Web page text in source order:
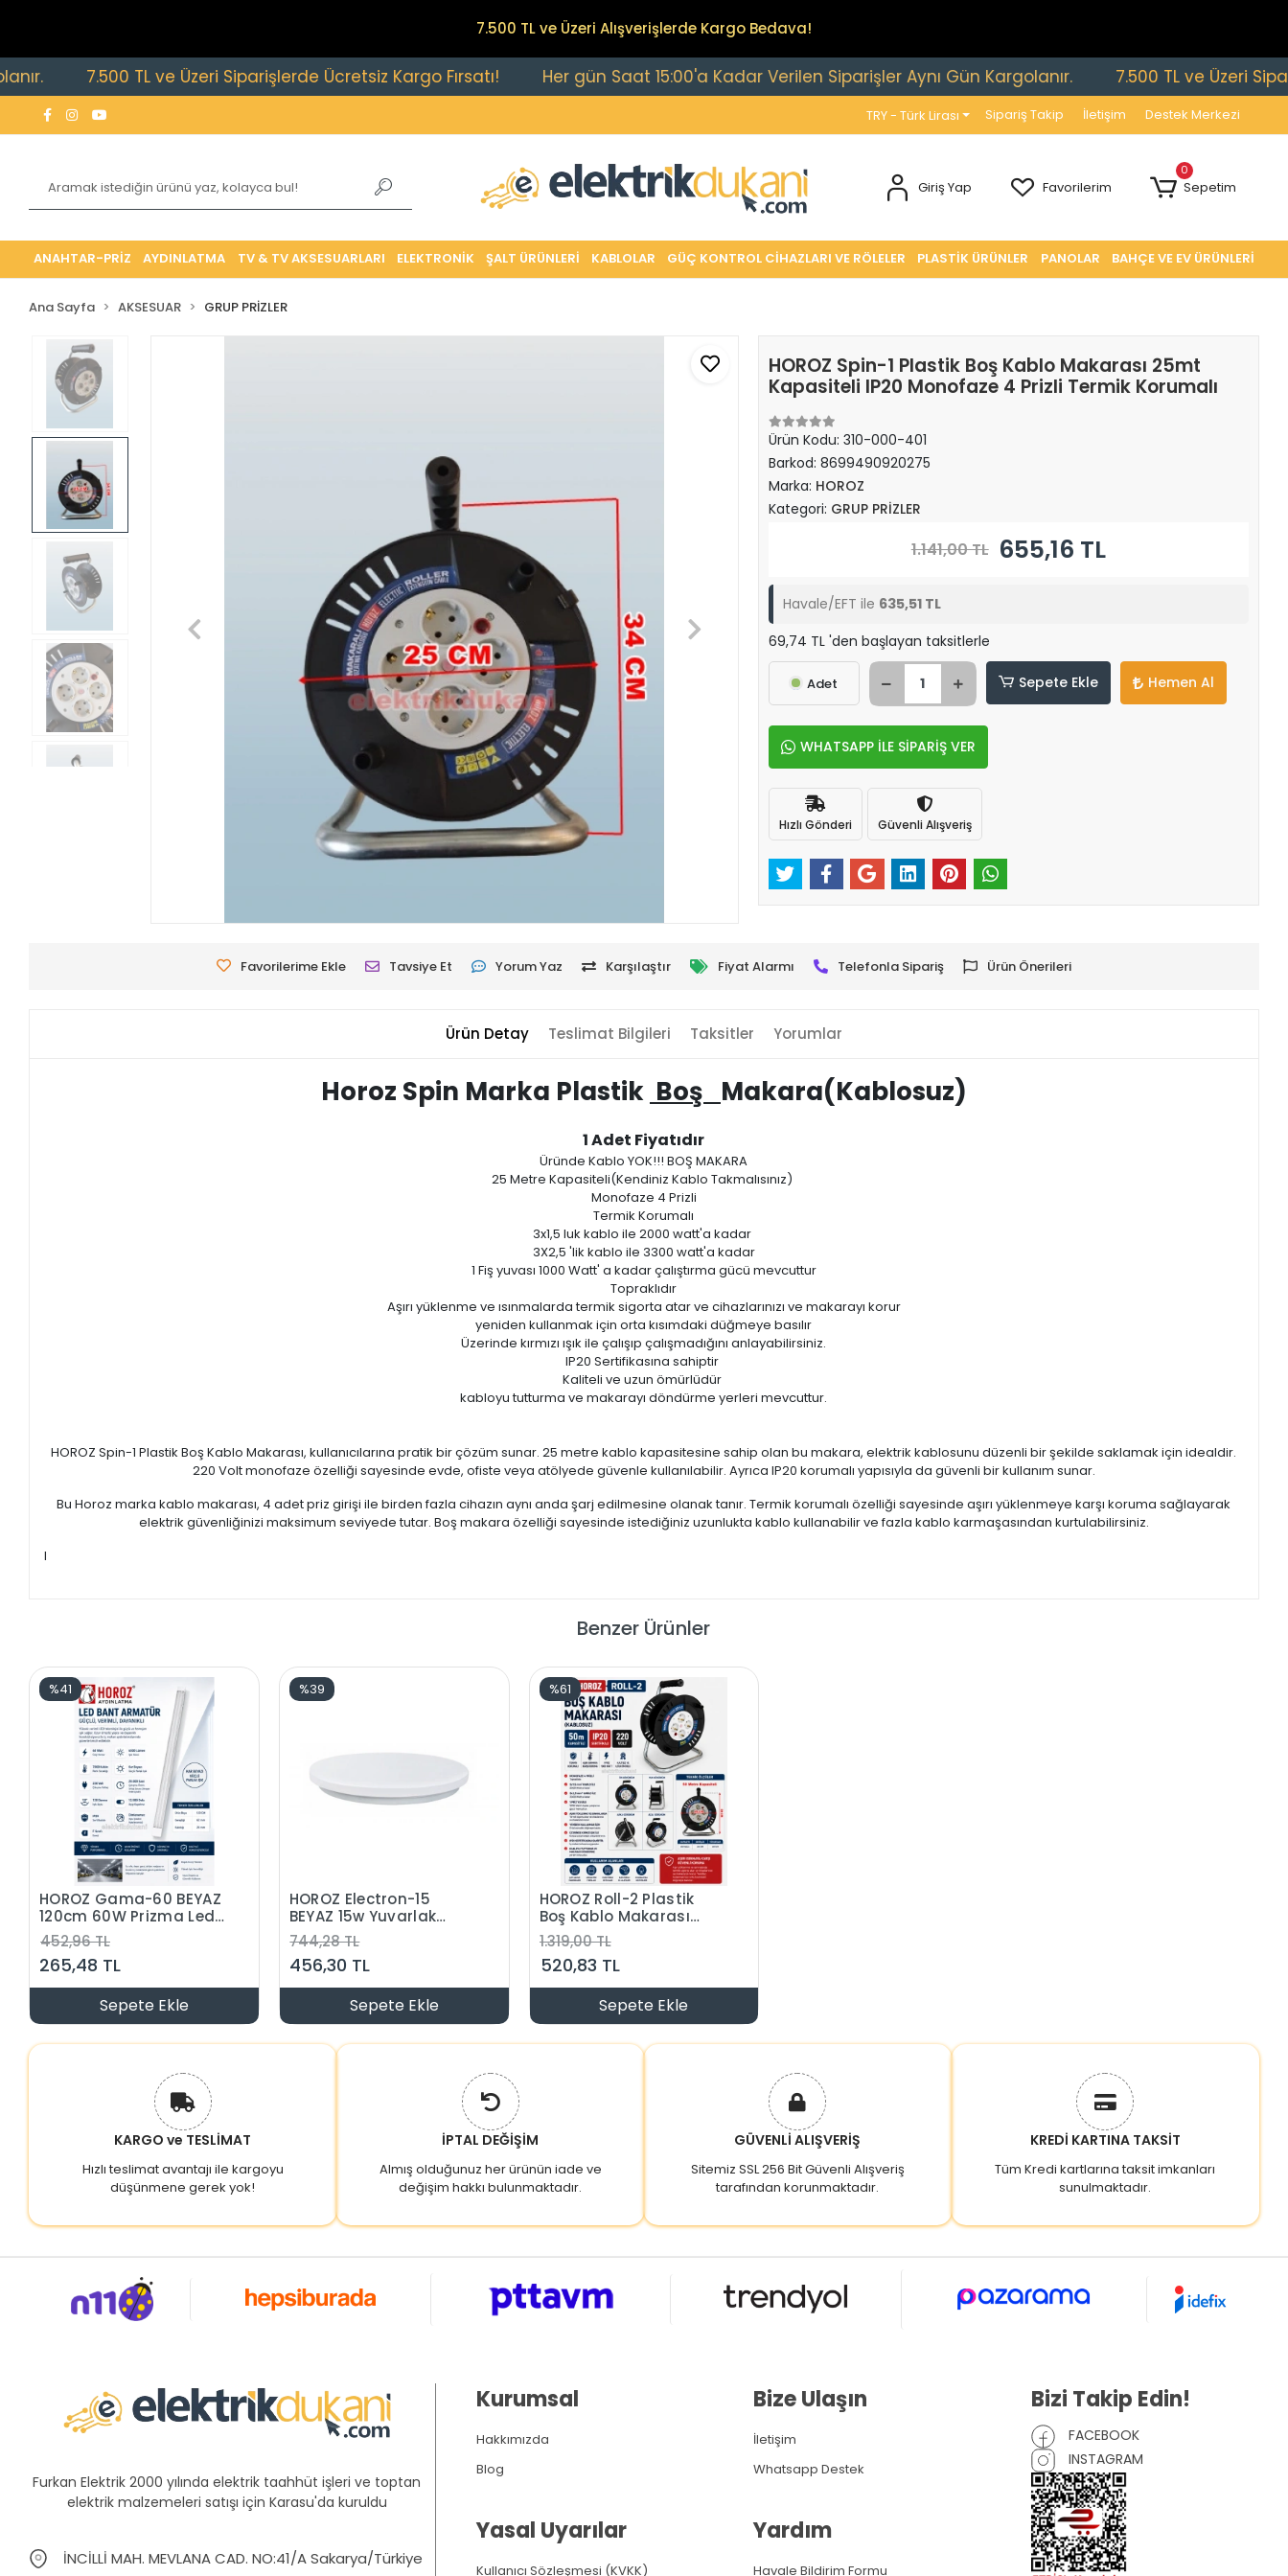
7.500 TL ve Üzeri Alışverişlerde Kargo Bedava!
7.500 TL ve Üzeri Siparişlerde Ücretsiz Kargo Fırsatı! Her gün Saat 15:00'a Kadar Verilen Siparişler Aynı Gün Kargolanır. 7.500 TL ve Üzeri
TRY - Türk Lirası Sipariş Takip İletişim Destek Merkezi
Giriş Yap Favorilerim
0
Sepetim
ANAHTAR-PRİZ AYDINLATMA TV & TV AKSESUARLARI ELEKTRONİK ŞALT ÜRÜNLERİ KABLOLAR GÜÇ KONTROL CİHAZLARI VE RÖLELER PLASTİK ÜRÜNLER PANOLAR BAHÇE VE EV ÜRÜNLERİ
Ana Sayfa AKSESUAR GRUP PRİZLER
HOROZ Spin-1 Plastik Boş Kablo Makarası 25mt
Kapasiteli IP20 Monofaze 4 Prizli Termik Korumalı
Ürün Kodu: 310-000-401
Barkod: 8699490920275
Marka: HOROZ
Kategori: GRUP PRİZLER
1.141,00 TL 655,16 TL
Havale/EFT ile 635,51 TL
69,74 TL 'den başlayan taksitlerle
Adet Sepete Ekle Hemen Al
WHATSAPP İLE SİPARİŞ VER
Hızlı Gönderi Güvenli Alışveriş
Favorilerime Ekle Tavsiye Et Yorum Yaz Karşılaştır Fiyat Alarmı Telefonla Sipariş Ürün Önerileri
Ürün Detay Teslimat Bilgileri Taksitler Yorumlar
Horoz Spin Marka Plastik Boş Makara(Kablosuz)
1 Adet Fiyatıdır
Üründe Kablo YOK!!! BOŞ MAKARA
25 Metre Kapasiteli(Kendiniz Kablo Takmalısınız)
Monofaze 4 Prizli
Termik Korumalı
3x1,5 luk kablo ile 2000 watt'a kadar
3X2,5 'lik kablo ile 3300 watt'a kadar
1 Fiş yuvası 1000 Watt' a kadar çalıştırma gücü mevcuttur
Topraklıdır
Aşırı yüklenme ve ısınmalarda termik sigorta atar ve cihazlarınızı ve makarayı korur
yeniden kullanmak için orta kısımdaki düğmeye basılır
Üzerinde kırmızı ışık ile çalışıp çalışmadığını anlayabilirsiniz.
IP20 Sertifikasına sahiptir
Kaliteli ve uzun ömürlüdür
kabloyu tutturma ve makarayı döndürme yerleri mevcuttur.
HOROZ Spin-1 Plastik Boş Kablo Makarası, kullanıcılarına pratik bir çözüm sunar. 25 metre kablo kapasitesine sahip olan bu makara, elektrik kablosunu düzenli bir şekilde saklamak için idealdir.
220 Volt monofaze özelliği sayesinde evde, ofiste veya atölyede güvenle kullanılabilir. Ayrıca IP20 korumalı yapısıyla da güvenli bir kullanım sunar.
Bu Horoz marka kablo makarası, 4 adet priz girişi ile birden fazla cihazın aynı anda şarj edilmesine olanak tanır. Termik korumalı özelliği sayesinde aşırı yüklenmeye karşı koruma sağlayarak
elektrik güvenliğinizi maksimum seviyede tutar. Boş makara özelliği sayesinde istediğiniz uzunlukta kablo kullanabilir ve fazla kablo karmaşasından kurtulabilirsiniz.
I
Benzer Ürünler
%41
HOROZ Gama-60 BEYAZ
120cm 60W Prizma Led
Bant Armatür 7000k
Beyaz Işık IP20
452,96 TL
265,48 TL
Sepete Ekle
%39
HOROZ Electron-15
BEYAZ 15w Yuvarlak
Glop Led Armatür
6400k IP20 Beyaz Işık
744,28 TL
456,30 TL
Sepete Ekle
%61
HOROZ Roll-2 Plastik
Boş Kablo Makarası
Monofaze 4 Prizli 50mt
Kapasiteli Termik
Korumalı (3x1.5 TTR)
IP20
1.319,00 TL
520,83 TL
Sepete Ekle
KARGO ve TESLİMAT
Hızlı teslimat avantajı ile kargoyu
düşünmene gerek yok!
İPTAL DEĞİŞİM
Almış olduğunuz her ürünün iade ve
değişim hakkı bulunmaktadır.
GÜVENLİ ALIŞVERİŞ
Sitemiz SSL 256 Bit Güvenli Alışveriş
tarafından korunmaktadır.
KREDİ KARTINA TAKSİT
Tüm Kredi kartlarına taksit imkanları
sunulmaktadır.
Furkan Elektrik 2000 yılında elektrik taahhüt işleri ve toptan
elektrik malzemeleri satışı için Karasu'da kuruldu
İNCİLLİ MAH. MEVLANA CAD. NO:41/A Sakarya/Türkiye
Kurumsal
Hakkımızda
Blog
Yasal Uyarılar
Kullanıcı Sözleşmesi (KVKK)
Bize Ulaşın
İletişim
Whatsapp Destek
Yardım
Havale Bildirim Formu
Bizi Takip Edin!
FACEBOOK
INSTAGRAM